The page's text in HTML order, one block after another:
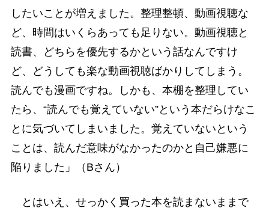
したいことが増えました。整理整頓、動画視聴な
ど、時間はいくらあっても足りない。動画視聴と
読書、どちらを優先するかという話なんですけ
ど、どうしても楽な動画視聴ばかりしてしまう。
読んでも漫画ですね。しかも、本棚を整理してい
たら、“読んでも覚えていない”という本だらけなこ
とに気づいてしまいました。覚えていないという
ことは、読んだ意味がなかったのかと自己嫌悪に
陥りました」（Bさん）
とはいえ、せっかく買った本を読まないままで